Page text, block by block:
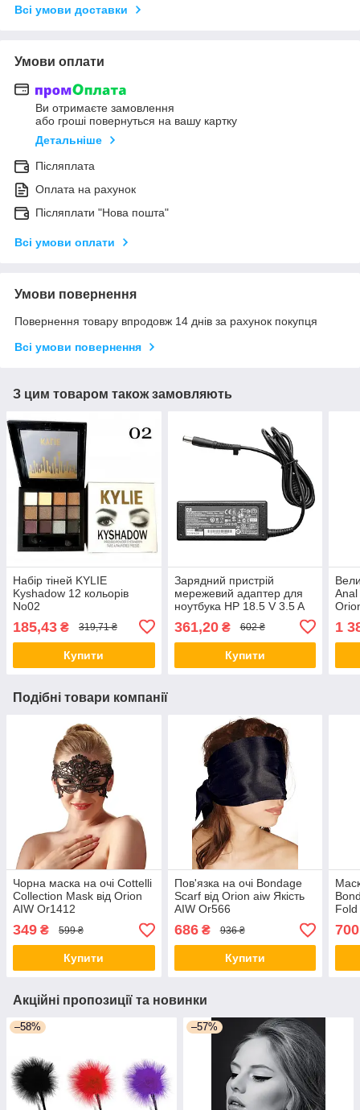
Всі умови доставки
Умови оплати
Ви отримаєте замовлення
або гроші повернуться на вашу картку
Детальніше
Післяплата
Оплата на рахунок
Післяплати "Нова пошта"
Всі умови оплати
Умови повернення
Повернення товару впродовж 14 днів за рахунок покупця
Всі умови повернення
З цим товаром також замовляють
Набір тіней KYLIE
Kyshadow 12 кольорів
No02
185,43 ₴ 319,71 ₴
Купити
Зарядний пристрій
мережевий адаптер для
ноутбука HP 18.5 V 3.5 A
Compaq
361,20₴ 602 ₴
Купити
Anal
1
Подібні товари компанії
Чорна маска на очі Cottelli
Collection Mask від Orion
AIW Or1412
349 ₴ 599 ₴
Купити
Пов'язка на очі Bondage
Scarf від Orion aiw Якість
AIW Or566
686₴ 936 ₴
Купити
700
Акційні пропозиції та новинки
–58% –57%